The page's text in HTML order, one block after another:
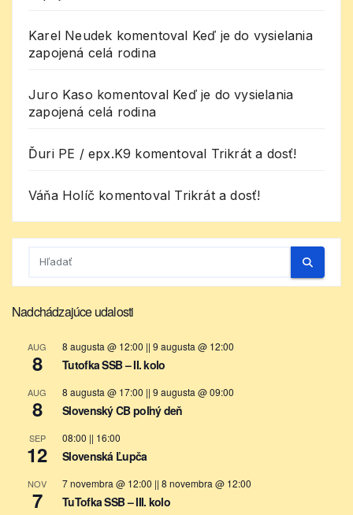
Karel Neudek komentoval Keď je do vysielania
zapojená celá rodina
Juro Kaso komentoval Keď je do vysielania
zapojená celá rodina
Ďuri PE / epx.K9 komentoval Trikrát a dosť!
Váňa Holíč komentoval Trikrát a dosť!
Nadchádzajúce udalosti
AUG
8
8 augusta @ 12:00 || 9 augusta @ 12:00
Tutofka SSB – II. kolo
AUG
8
8 augusta @ 17:00 || 9 augusta @ 09:00
Slovenský CB poľný deň
SEP
12
08:00 || 16:00
Slovenská Ľupča
NOV
7
7 novembra @ 12:00 || 8 novembra @ 12:00
TuTofka SSB – III. kolo